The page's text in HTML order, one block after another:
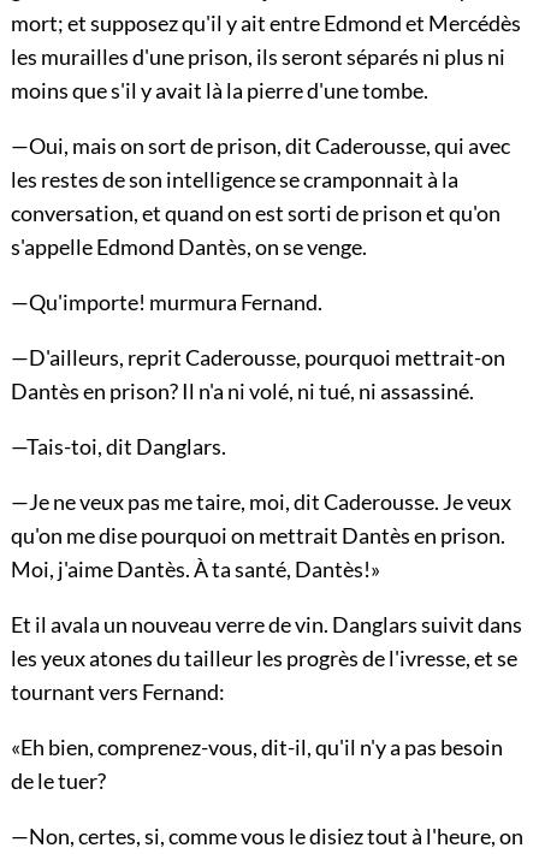
mort; et supposez qu'il y ait entre Edmond et Mercédès
les murailles d'une prison, ils seront séparés ni plus ni
moins que s'il y avait là la pierre d'une tombe.
—Oui, mais on sort de prison, dit Caderousse, qui avec
les restes de son intelligence se cramponnait à la
conversation, et quand on est sorti de prison et qu'on
s'appelle Edmond Dantès, on se venge.
—Qu'importe! murmura Fernand.
—D'ailleurs, reprit Caderousse, pourquoi mettrait-on
Dantès en prison? Il n'a ni volé, ni tué, ni assassiné.
—Tais-toi, dit Danglars.
—Je ne veux pas me taire, moi, dit Caderousse. Je veux
qu'on me dise pourquoi on mettrait Dantès en prison.
Moi, j'aime Dantès. À ta santé, Dantès!»
Et il avala un nouveau verre de vin. Danglars suivit dans
les yeux atones du tailleur les progrès de l'ivresse, et se
tournant vers Fernand:
«Eh bien, comprenez-vous, dit-il, qu'il n'y a pas besoin
de le tuer?
—Non, certes, si, comme vous le disiez tout à l'heure, on